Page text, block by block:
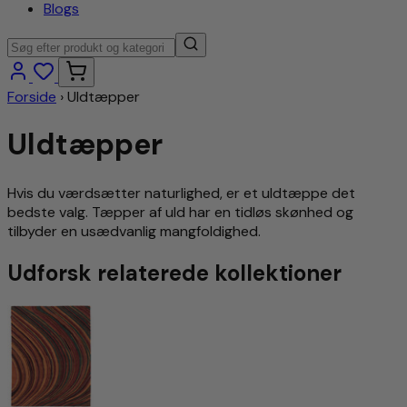
Blogs
Forside ›Uldtæpper
Uldtæpper
Hvis du værdsætter naturlighed, er et uldtæppe det
bedste valg. Tæpper af uld har en tidløs skønhed og
tilbyder en usædvanlig mangfoldighed.
Udforsk relaterede kollektioner